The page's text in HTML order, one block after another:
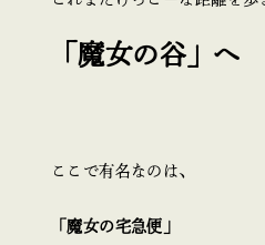
「魔女の谷」へ
ここで有名なのは、
「魔女の宅急便」